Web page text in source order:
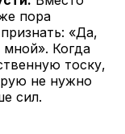
пора
«Да,
Когда
тоску,
не нужно
сил.